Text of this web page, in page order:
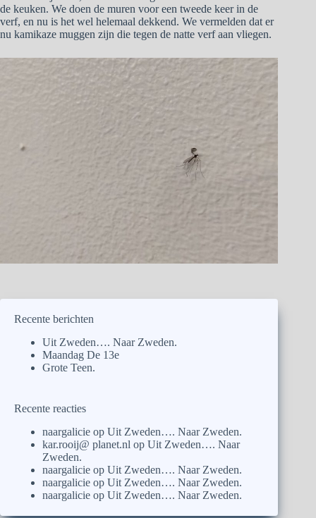
de keuken. We doen de muren voor een tweede keer in de
verf, en nu is het wel helemaal dekkend. We vermelden dat er
nu kamikaze muggen zijn die tegen de natte verf aan vliegen.
Recente berichten
Uit Zweden…. Naar Zweden.
Maandag De 13e
Grote Teen.
Recente reacties
naargalicie op Uit Zweden…. Naar Zweden.
kar.rooij@ planet.nl op Uit Zweden…. Naar
Zweden.
naargalicie op Uit Zweden…. Naar Zweden.
naargalicie op Uit Zweden…. Naar Zweden.
naargalicie op Uit Zweden…. Naar Zweden.